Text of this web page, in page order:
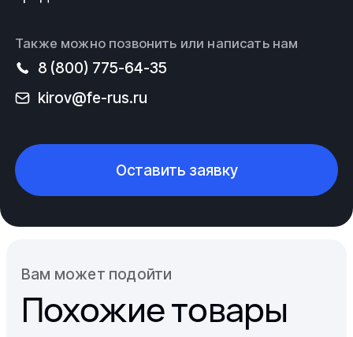
Также можно позвонить или написать нам
8 (800) 775-64-35
kirov@fe-rus.ru
Оставить заявку
Вам может подойти
Похожие товары